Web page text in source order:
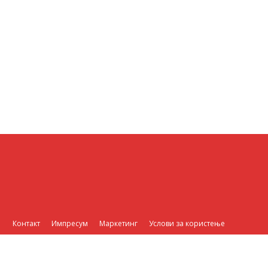
Контакт Импресум Маркетинг Услови за користење